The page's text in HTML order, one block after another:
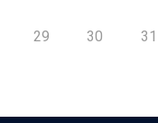
29 30 31